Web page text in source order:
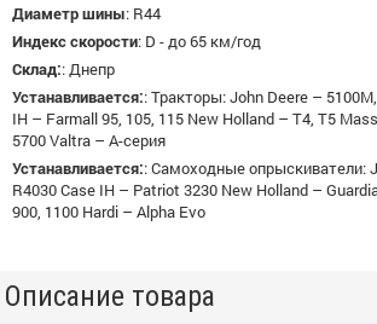
Диаметр шины: R44
Индекс скорости: D - до 65 км/год
Склад:: Днепр
Устанавливается::Тракторы: John Deere –
IH – Farmall 95, 105, 115 New Holland – T4, T5
5700 Valtra – A-серия
Устанавливается::Самоходные опрыскиватели:
R4030 Case IH – Patriot 3230 New Holland –
900, 1100 Hardi – Alpha Evo
Описание товара